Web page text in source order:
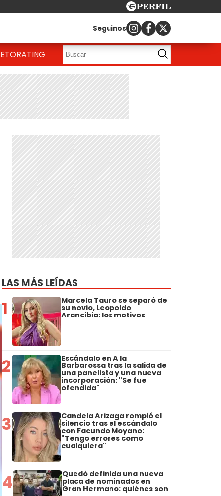
Seguinos
RATING
LAS MÁS LEÍDAS
1 Marcela Tauro se separó de
su novio, Leopoldo
Arancibia: los motivos
2 Escándalo en A la
Barbarossa tras la salida de
una panelista y una nueva
incorporación: "Se fue
ofendida"
3 Candela Arizaga rompió el
silencio tras el escándalo
con Facundo Moyano:
"Tengo errores como
cualquiera"
4 Quedó definida una nueva
placa de nominados en
Gran Hermano: quiénes son